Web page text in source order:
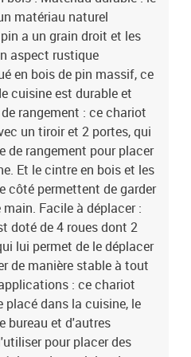
matériau naturel
a un grain droit et les
aspect rustique
en bois de pin massif, ce
cuisine est durable et
rangement : ce chariot
un tiroir et 2 portes, qui
de rangement pour placer
Et le cintre en bois et les
côté permettent de garder
Facile à déplacer :
doté de 4 roues dont 2
lui permet de le déplacer
de manière stable à tout
: ce chariot
dans la cuisine, le
bureau et d'autres
pour placer des